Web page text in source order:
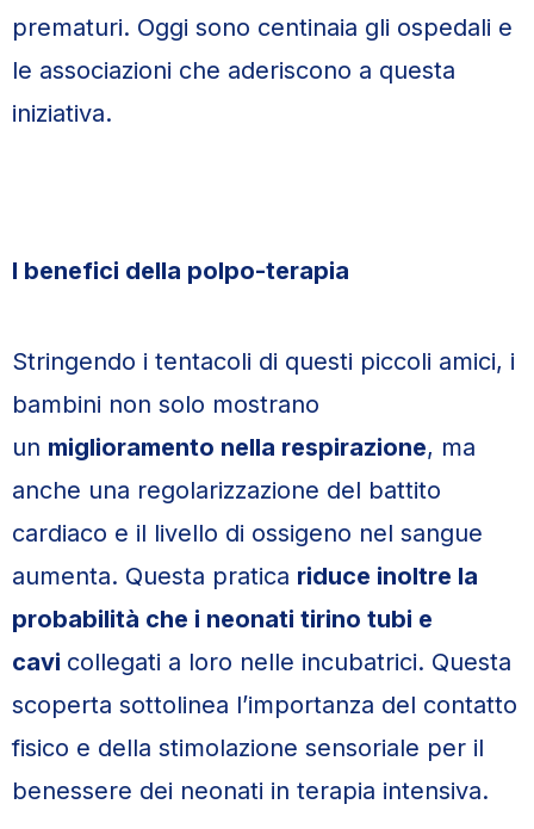
prematuri. Oggi sono centinaia gli ospedali e
le associazioni che aderiscono a questa
iniziativa.
I benefici della polpo-terapia
Stringendo i tentacoli di questi piccoli amici, i
bambini non solo mostrano
un miglioramento nella respirazione, ma
anche una regolarizzazione del battito
cardiaco e il livello di ossigeno nel sangue
aumenta. Questa pratica riduce inoltre la
probabilità che i neonati tirino tubi e
cavi collegati a loro nelle incubatrici. Questa
scoperta sottolinea l’importanza del contatto
fisico e della stimolazione sensoriale per il
benessere dei neonati in terapia intensiva.